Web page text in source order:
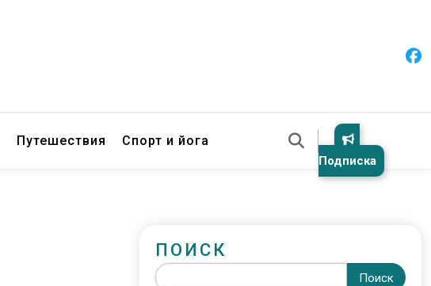
Путешествия Спорт и йога
Подписка
ПОИСК
Поиск